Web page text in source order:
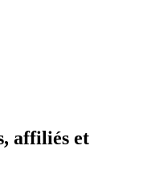
affiliés et